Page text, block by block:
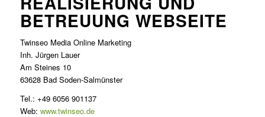
BETREUUNG WEBSEITE
Twinseo Media Online Marketing
Inh. Jürgen Lauer
Am Steines 10
63628 Bad Soden-Salmünster
Tel.: +49 6056 901137
Web: www.twinseo.de